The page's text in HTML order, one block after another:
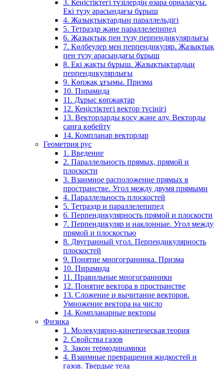
3. Кеңістіктегі түзілердің өзара орналасуы.
Екі түзу арасындағы бұрыш
4. Жазықтықтардың параллельдігі
5. Тетраэдр және параллелепипед
6. Жазықтық пен түзу перпендикулярлығы
7. Көлбеулер мен перпендикуляр. Жазықтық
пен түзу арасындағы бұрыш
8. Екі жақты бұрыш. Жазықтықтардың
перпендикулярлығы
9. Көпжақ ұғымы. Призма
10. Пирамида
11. Дұрыс көпжақтар
12. Кеңістіктегі вектор түсінігі
13. Векторларды қосу және алу. Векторды
санға көбейту
14. Компланар векторлар
Геометрия рус
1. Введение
2. Параллельность прямых, прямой и
плоскости
3. Взаимное расположение прямых в
пространстве. Угол между двумя прямыми
4. Параллельность плоскостей
5. Тетраэдр и параллелепипед
6. Перпендикулярность прямой и плоскости
7. Перпендикуляр и наклонные. Угол между
прямой и плоскостью
8. Двугранный угол. Перпендикулярность
плоскостей
9. Понятие многогранника. Призма
10. Пирамида
11. Правильные многогранники
12. Понятие вектора в пространстве
13. Сложение и вычитание векторов.
Умножение вектора на число
14. Компланарные векторы
Физика
1. Молекулярно-кинетическая теория
2. Свойства газов
3. Закон термодинамики
4. Взаимные превращения жидкостей и
газов. Твердые тела